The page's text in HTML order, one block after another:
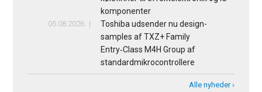
komponenter
05.08.2026
Toshiba udsender nu design-
samples af TXZ+ Family
Entry‑Class M4H Group af
standardmikrocontrollere
Alle nyheder ›